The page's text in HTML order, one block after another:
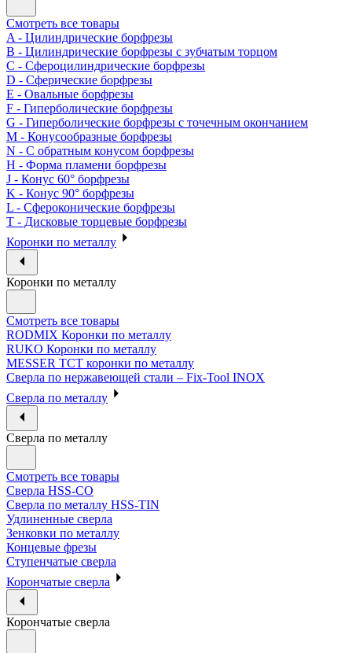
Смотреть все товары
A - Цилиндрические борфрезы
B - Цилиндрические борфрезы с зубчатым торцом
C - Сфероцилиндрические борфрезы
D - Сферические борфрезы
E - Овальные борфрезы
F - Гиперболические борфрезы
G - Гиперболические борфрезы с точечным окончанием
M - Конусообразные борфрезы
N - С обратным конусом борфрезы
H - Форма пламени борфрезы
J - Конус 60° борфрезы
K - Конус 90° борфрезы
L - Сфероконические борфрезы
T - Дисковые торцевые борфрезы
Коронки по металлу
Коронки по металлу
Смотреть все товары
RODMIX Коронки по металлу
RUKO Коронки по металлу
MESSER ТСТ коронки по металлу
Сверла по нержавеющей стали – Fix-Tool INOX
Сверла по металлу
Сверла по металлу
Смотреть все товары
Сверла HSS-CO
Сверла по металлу HSS-TIN
Удлиненные сверла
Зенковки по металлу
Концевые фрезы
Ступенчатые сверла
Корончатые сверла
Корончатые сверла